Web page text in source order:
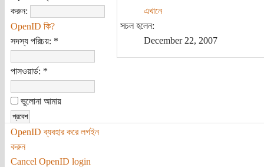
করুন:
OpenID কি?
সদস্য পরিচয়: *
পাসওয়ার্ড: *
ভুলোনা আমায়
OpenID ব্যবহার করে লগইন
করুন
Cancel OpenID login
এখানে
সচল হলেন:
December 22, 2007